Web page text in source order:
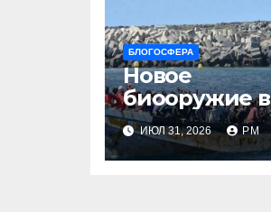
БЛОГОСФЕРА
Новое
биооружие в
Сеуте
ИЮЛ 31, 2026 РМ